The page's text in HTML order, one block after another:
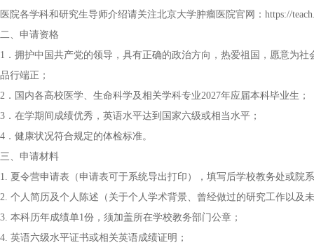
医院各学科和研究生导师介绍请关注北京大学肿瘤医院官网：https://
二、申请资格
1．拥护中国共产党的领导，具有正确的政治方向，热爱祖国，愿意为
品行端正；
2．国内各高校医学、生命科学及相关学科专业2027年应届本科毕业生；
3．在学期间成绩优秀，英语水平达到国家六级或相当水平；
4．健康状况符合规定的体检标准。
三、申请材料
1. 夏令营申请表（申请表可于系统导出打印），填写后学校教务处或院
2. 个人简历及个人陈述（关于个人学术背景、曾经做过的研究工作以及
3. 本科历年成绩单1份，须加盖所在学校教务部门公章；
4. 英语六级水平证书或相关英语成绩证明；